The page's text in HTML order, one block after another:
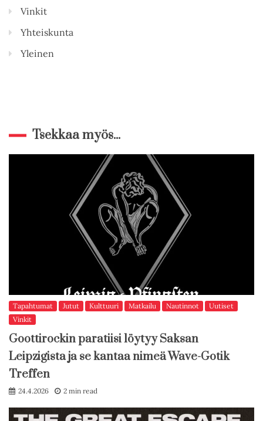
Vinkit
Yhteiskunta
Yleinen
Tsekkaa myös...
Tapahtumat Jutut Kulttuuri Matkailu Nautinnot
Uutiset
Vinkit
Goottirockin paratiisi löytyy Saksan
Leipzigista ja se kantaa nimeä Wave-Gotik
Treffen
24.4.2026 2 min read